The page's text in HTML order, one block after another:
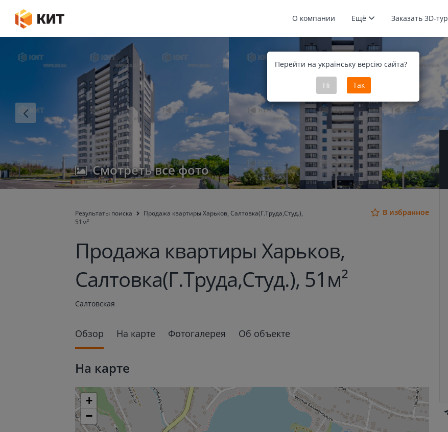
О компании Ещё Заказать 3D-тур
Перейти на українську версію сайта?
Ні Так
Смотреть все фото
Результаты поиска
Продажа квартиры Харьков, Салтовка(Г.Труда,Студ.),
51м²
В избранное
Продажа квартиры Харьков,
Салтовка(Г.Труда,Студ.), 51м²
Салтовская
Обзор На карте Фотогалерея Об объекте
На карте
+
−